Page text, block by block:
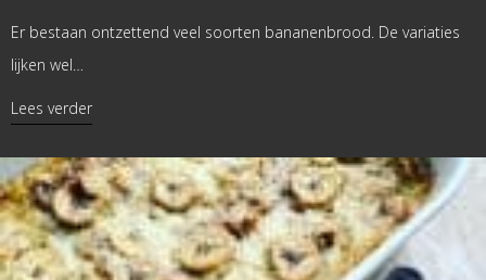
Er bestaan ontzettend veel soorten bananenbrood. De variaties
lijken wel…
Lees verderabout Bananenbrood met pompoenpuree